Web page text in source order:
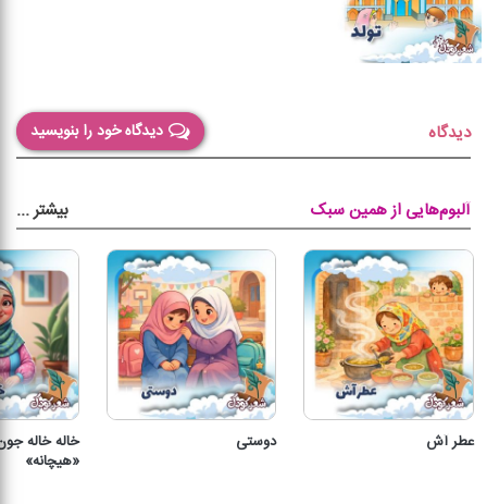
دیدگاه خود را بنویسید دیدگاه
آلبوم‌هایی از همین سبک بیشتر...
عطر آش دوستی
خاله خاله
«هیچانه»